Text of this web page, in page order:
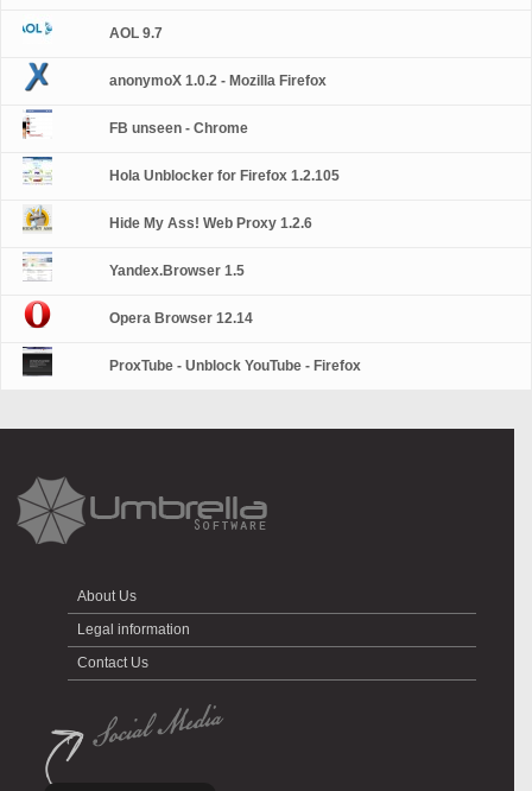
AOL 9.7
anonymoX 1.0.2 - Mozilla Firefox
FB unseen - Chrome
Hola Unblocker for Firefox 1.2.105
Hide My Ass! Web Proxy 1.2.6
Yandex.Browser 1.5
Opera Browser 12.14
ProxTube - Unblock YouTube - Firefox
About Us
Legal information
Contact Us